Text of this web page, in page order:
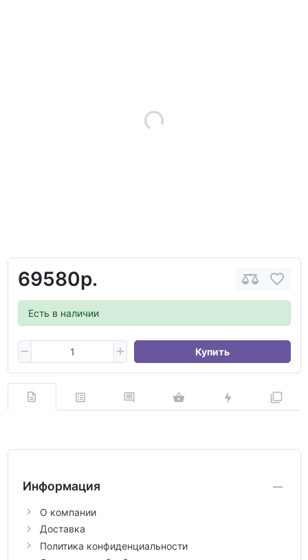
69580р.
Есть в наличии
Купить
Информация
О компании
Доставка
Политика конфиденциальности